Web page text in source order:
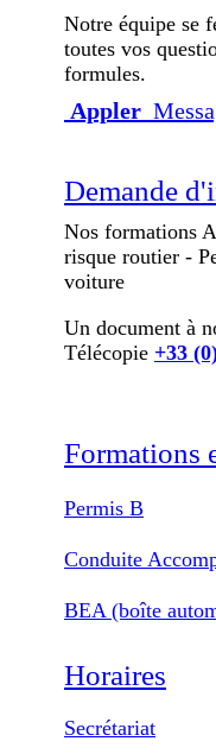
Notre équipe se
toutes vos
formules.
Appler
Demande
Nos formations
risque routier -
voiture
Un document à
Télécopie +33
Formations
Permis B
Conduite
BEA (boîte
Horaires
Secrétariat